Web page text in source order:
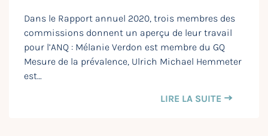
Dans le Rapport annuel 2020, trois membres des
commissions donnent un aperçu de leur travail
pour l’ANQ : Mélanie Verdon est membre du GQ
Mesure de la prévalence, Ulrich Michael Hemmeter
est…
LIRE LA SUITE